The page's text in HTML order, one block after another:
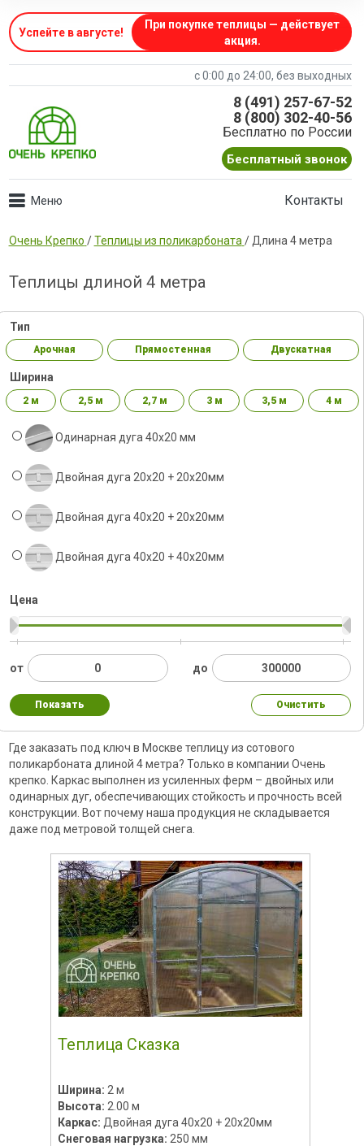
Успейте в августе!
При покупке теплицы — действует
акция.
с 0:00 до 24:00, без выходных
8 (491) 257-67-52
8 (800) 302-40-56
Бесплатно по России
Бесплатный звонок
Контакты
Очень Крепко /Теплицы из поликарбоната / Длина 4 метра
Теплицы длиной 4 метра
Тип
Арочная Прямостенная Двускатная
Ширина
2 м 2,5 м 2,7 м 3 м 3,5 м 4 м
Одинарная дуга 40х20 мм
Двойная дуга 20х20 + 20х20мм
Двойная дуга 40х20 + 20х20мм
Двойная дуга 40x20 + 40х20мм
Цена
от до
Показать Очистить
Где заказать под ключ в Москве теплицу из сотового
поликарбоната длиной 4 метра? Только в компании Очень
крепко. Каркас выполнен из усиленных ферм – двойных или
одинарных дуг, обеспечивающих стойкость и прочность всей
конструкции. Вот почему наша продукция не складывается
даже под метровой толщей снега.
Теплица Сказка
Ширина: 2 м
Высота: 2.00 м
Каркас: Двойная дуга 40х20 + 20х20мм
Снеговая нагрузка: 250 мм